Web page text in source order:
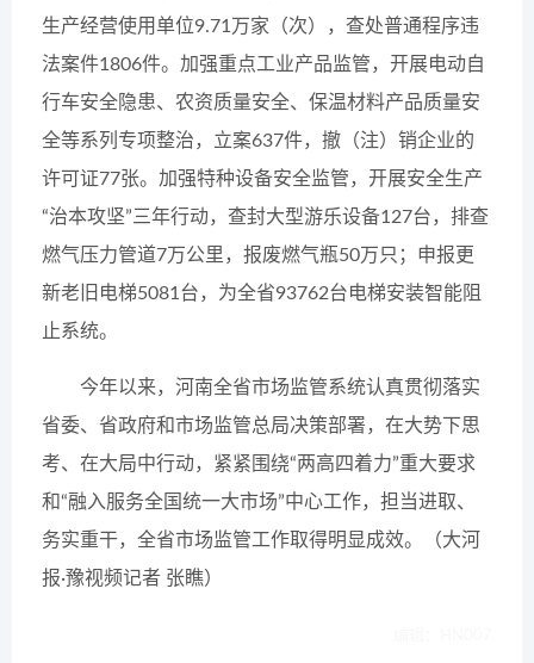
生产经营使用单位9.71万家（次），查处普通程序违
法案件1806件。加强重点工业产品监管，开展电动自
行车安全隐患、农资质量安全、保温材料产品质量安
全等系列专项整治，立案637件，撤（注）销企业的
许可证77张。加强特种设备安全监管，开展安全生产
“治本攻坚”三年行动，查封大型游乐设备127台，排查
燃气压力管道7万公里，报废燃气瓶50万只；申报更
新老旧电梯5081台，为全省93762台电梯安装智能阻
止系统。
今年以来，河南全省市场监管系统认真贯彻落实
省委、省政府和市场监管总局决策部署，在大势下思
考、在大局中行动，紧紧围绕“两高四着力”重大要求
和“融入服务全国统一大市场”中心工作，担当进取、
务实重干，全省市场监管工作取得明显成效。（大河
报·豫视频记者 张瞧）